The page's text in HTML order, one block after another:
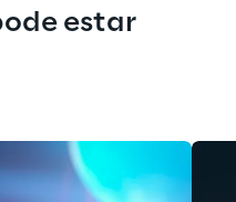
estar